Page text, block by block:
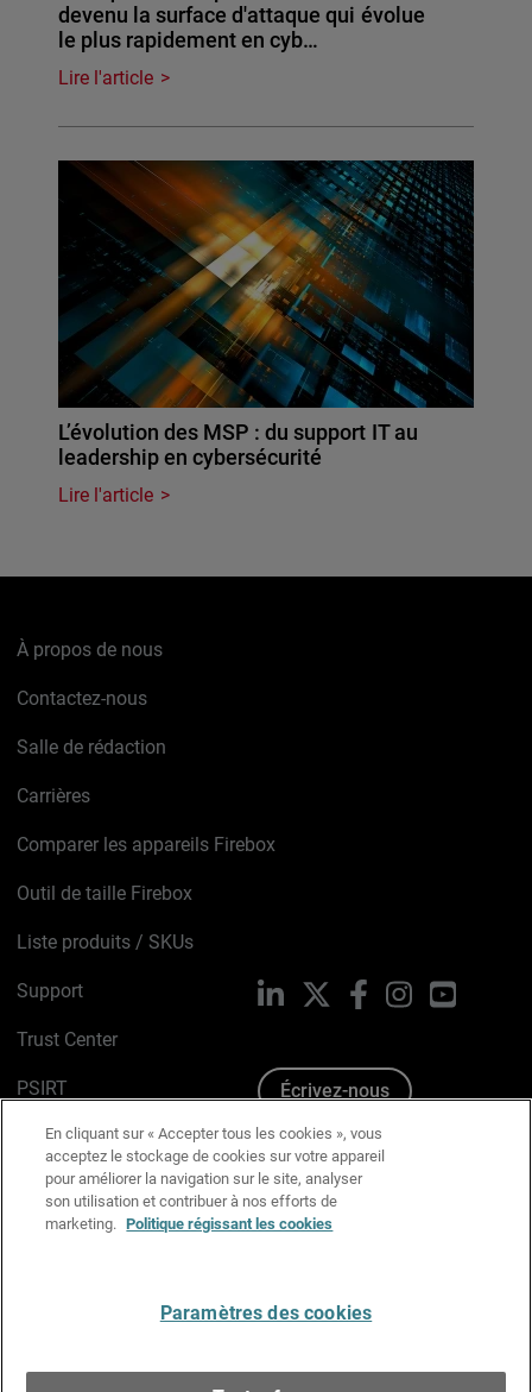
devenu la surface d'attaque qui évolue
le plus rapidement en cyb…
Lire l'article
L’évolution des MSP : du support IT au
leadership en cybersécurité
Lire l'article
À propos de nous
Contactez-nous
Salle de rédaction
Carrières
Comparer les appareils Firebox
Outil de taille Firebox
Liste produits / SKUs
Support
Trust Center
PSIRT
Avis sur les cookies
Politique de confidentialité
Charte Graphique
LinkedIn FacebookInstagramYouTube
Écrivez-nous
En cliquant sur « Accepter tous les cookies », vous
acceptez le stockage de cookies sur votre appareil
pour améliorer la navigation sur le site, analyser
son utilisation et contribuer à nos efforts de
marketing. Politique régissant les cookies
Paramètres des cookies